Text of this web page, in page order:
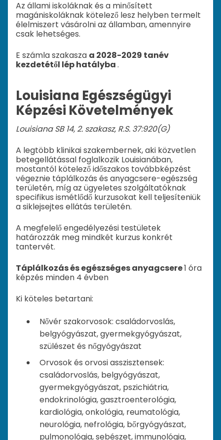
Az állami iskoláknak és a minősített
magániskoláknak kötelező lesz helyben termelt
élelmiszert vásárolni az államban, amennyire
csak lehetséges.
E számla szakasza a 2028-2029 tanév
kezdetétől lép hatályba.
Louisiana Egészségügyi
Képzési Követelmények
Louisiana SB 14, 2. szakasz, R.S. 37:920(G)
A legtöbb klinikai szakembernek, aki közvetlen
betegellátással foglalkozik Louisianában,
mostantól kötelező időszakos továbbképzést
végeznie táplálkozás és anyagcsere-egészség
területén, míg az ügyeletes szolgáltatóknak
specifikus ismétlődő kurzusokat kell teljesíteniük
a siklejsejtes ellátás területén.
A megfelelő engedélyezési testületek
határozzák meg mindkét kurzus konkrét
tantervét.
Táplálkozás és egészséges anyagcsere1 óra
képzés minden 4 évben
Ki köteles betartani:
Nővér szakorvosok: családorvoslás,
belgyógyászat, gyermekgyógyászat,
szülészet és nőgyógyászat
Orvosok és orvosi asszisztensek:
családorvoslás, belgyógyászat,
gyermekgyógyászat, pszichiátria,
endokrinológia, gasztroenterológia,
kardiológia, onkológia, reumatológia,
neurológia, nefrológia, bőrgyógyászat,
pulmonológia, sebészet, immunológia,